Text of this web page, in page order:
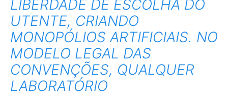
LIBERDADE DE ESCOLHA DO
UTENTE, CRIANDO
MONOPÓLIOS ARTIFICIAIS. NO
MODELO LEGAL DAS
CONVENÇÕES, QUALQUER
LABORATÓRIO